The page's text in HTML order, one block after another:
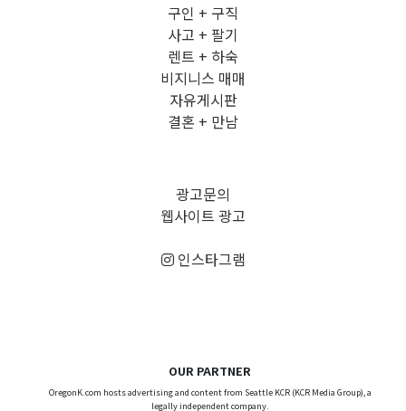
구인 + 구직
사고 + 팔기
렌트 + 하숙
비지니스 매매
자유게시판
결혼 + 만남
광고문의
웹사이트 광고
인스타그램
OUR PARTNER
OregonK.com hosts advertising and content from Seattle KCR (KCR Media Group), a
legally independent company.